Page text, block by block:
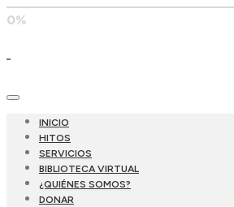
0%
INICIO
HITOS
SERVICIOS
BIBLIOTECA VIRTUAL
¿QUIÉNES SOMOS?
DONAR